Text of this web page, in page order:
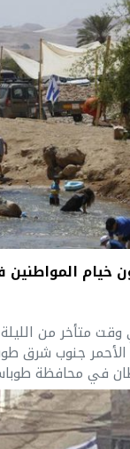
خيام المواطنين
متأخر من الليلة
جنوب شرق
في محافظة